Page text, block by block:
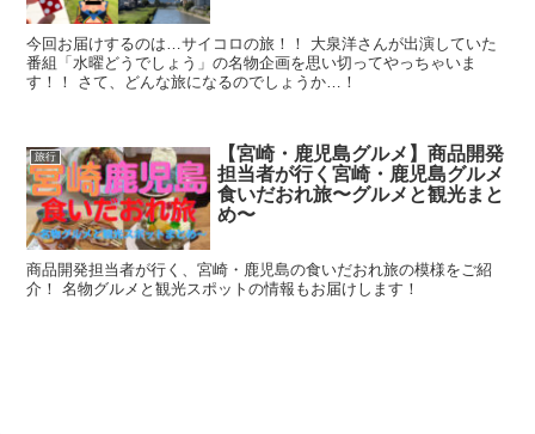
今回お届けするのは…サイコロの旅！！ 大泉洋さんが出演していた
番組「水曜どうでしょう」の名物企画を思い切ってやっちゃいま
す！！ さて、どんな旅になるのでしょうか…！
旅行
【宮崎・鹿児島グルメ】商品開発
担当者が行く宮崎・鹿児島グルメ
食いだおれ旅〜グルメと観光まと
め〜
商品開発担当者が行く、宮崎・鹿児島の食いだおれ旅の模様をご紹
介！ 名物グルメと観光スポットの情報もお届けします！